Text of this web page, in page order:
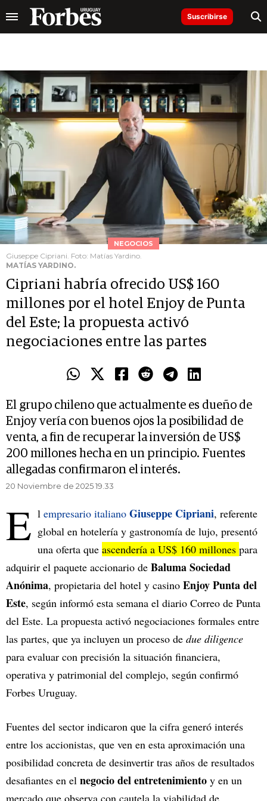
Suscribirse
NEGOCIOS
Giuseppe Cipriani. Foto: Matías Yardino.
MATÍAS YARDINO.
Cipriani habría ofrecido US$ 160
millones por el hotel Enjoy de Punta
del Este; la propuesta activó
negociaciones entre las partes
El grupo chileno que actualmente es dueño de
Enjoy vería con buenos ojos la posibilidad de
venta, a fin de recuperar la inversión de US$
200 millones hecha en un principio. Fuentes
allegadas confirmaron el interés.
20 Noviembre de 2025 19.33
E l empresario italiano Giuseppe Cipriani, referente
global en hotelería y gastronomía de lujo, presentó
una oferta que ascendería a US$ 160 millones para
adquirir el paquete accionario de Baluma Sociedad
Anónima, propietaria del hotel y casino Enjoy Punta del
Este, según informó esta semana el diario Correo de Punta
del Este. La propuesta activó negociaciones formales entre
las partes, que ya incluyen un proceso de due diligence
para evaluar con precisión la situación financiera,
operativa y patrimonial del complejo, según confirmó
Forbes Uruguay.
Fuentes del sector indicaron que la cifra generó interés
entre los accionistas, que ven en esta aproximación una
posibilidad concreta de desinvertir tras años de resultados
desafiantes en el negocio del entretenimiento y en un
mercado que observa con cautela la viabilidad de